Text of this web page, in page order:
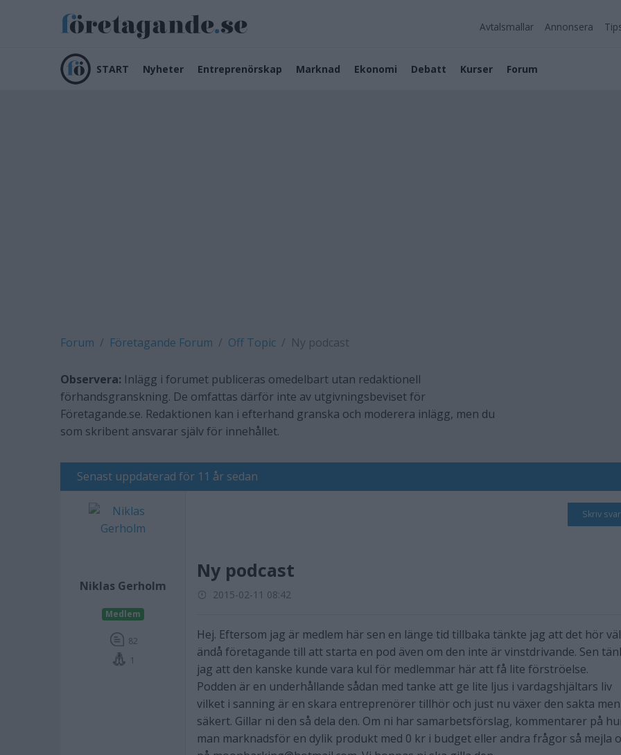
Avtalsmallar Annonsera
START Nyheter Entreprenörskap Marknad Ekonomi Debatt Kurser Forum
Forum Företagande Forum Off Topic Ny podcast
Observera: Inlägg i forumet publiceras omedelbart utan redaktionell
förhandsgranskning. De omfattas därför inte av utgivningsbeviset för
Företagande.se. Redaktionen kan i efterhand granska och moderera inlägg, men du
som skribent ansvarar själv för innehållet.
Senast uppdaterad för 11 år sedan
Niklas Gerholm
Medlem
82
1
Skriv svar
Ny podcast
2015-02-11 08:42
Hej. Eftersom jag är medlem här sen en länge tid tillbaka tänkte jag att det hör väl
ändå företagande till att starta en pod även om den inte är vinstdrivande. Sen
jag att den kanske kunde vara kul för medlemmar här att få lite förströelse.
Podden är en underhållande sådan med tanke att ge lite ljus i vardagshjältars liv
vilket i sanning är en skara entreprenörer tillhör och just nu växer den sakta men
säkert. Gillar ni den så dela den. Om ni har samarbetsförslag, kommentarer på
man marknadsför en dylik produkt med 0 kr i budget eller andra frågor så mejla